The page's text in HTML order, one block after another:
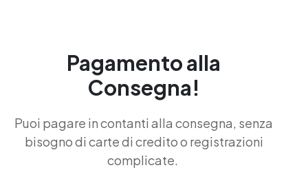
Pagamento alla
Consegna!
Puoi pagare in contanti alla consegna, senza
bisogno di carte di credito o registrazioni
complicate.